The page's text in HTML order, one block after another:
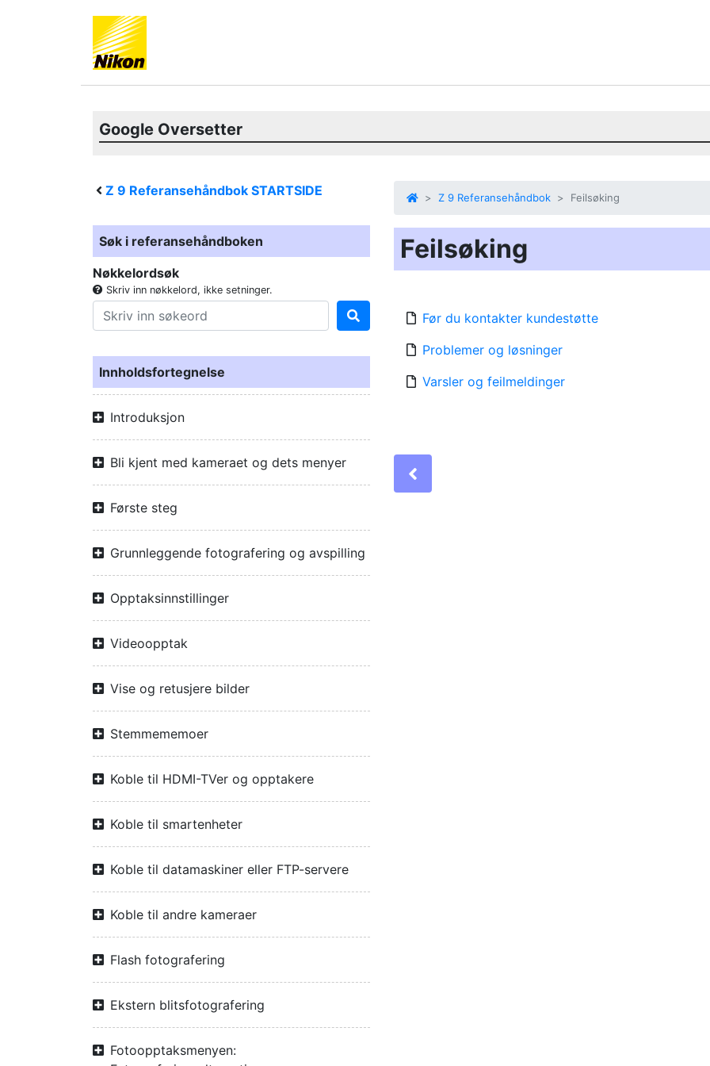
Google Oversetter
Z 9 Referansehåndbok STARTSIDE
Søk i referansehåndboken
Nøkkelordsøk
Skriv inn nøkkelord, ikke setninger.
Innholdsfortegnelse
Introduksjon
Bli kjent med kameraet og dets menyer
Første steg
Grunnleggende fotografering og avspilling
Opptaksinnstillinger
Videoopptak
Vise og retusjere bilder
Stemmememoer
Koble til HDMI-TVer og opptakere
Koble til smartenheter
Koble til datamaskiner eller FTP-servere
Koble til andre kameraer
Flash fotografering
Ekstern blitsfotografering
Fotoopptaksmenyen:
Z 9 Referansehåndbok Feilsøking
Feilsøking
Før du kontakter kundestøtte
Problemer og løsninger
Varsler og feilmeldinger